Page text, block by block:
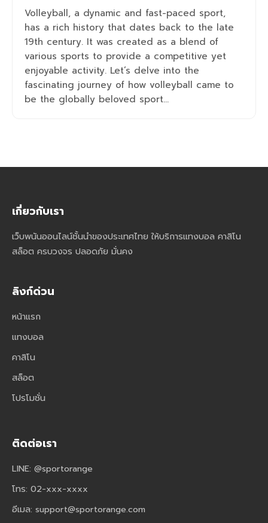
Volleyball, a dynamic and fast-paced sport,
has a rich history that dates back to the late
19th century. It was created as a blend of
various sports to provide a competitive yet
enjoyable activity. Let’s delve into the
fascinating journey of how volleyball came to
be the globally beloved sport...
เกี่ยวกับเรา
เว็บพนันออนไลน์ชั้นนำของประเทศไทย ให้บริการแทงบอล คาสิโน
สล็อต ครบวงจร ปลอดภัย มั่นคง
ลิงก์ด่วน
หน้าแรก
แทงบอล
คาสิโน
สล็อต
โปรโมชั่น
ติดต่อเรา
LINE: @sportorange
โทร: 02-xxx-xxxx
อีเมล: support@sportorange.com